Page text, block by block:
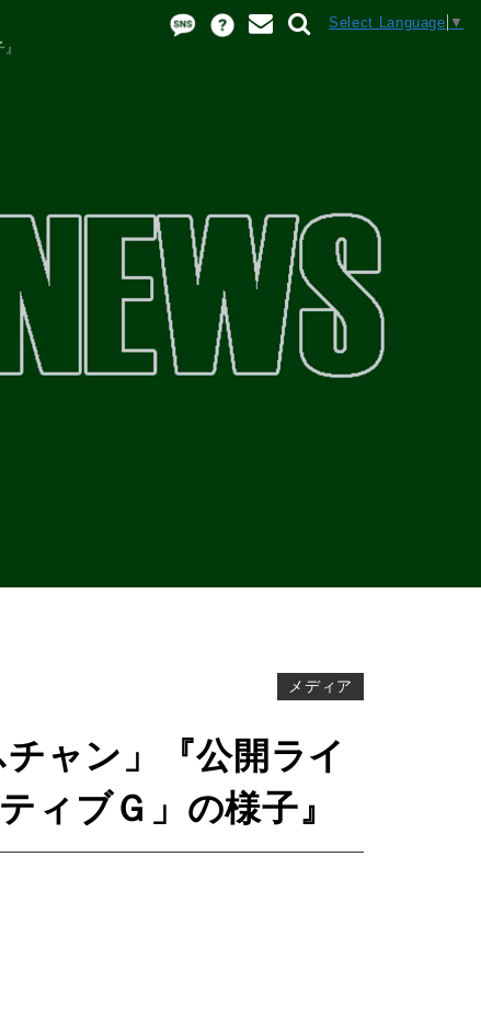
Select Language ▼
メディア
ャン」『公開ライ
ィブＧ」の様子』